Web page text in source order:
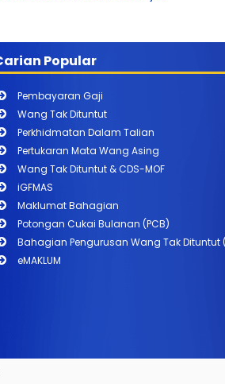
Popular
Pembayaran Gaji
Wang Tak Dituntut
Perkhidmatan Dalam Talian
Pertukaran Mata Wang Asing
Wang Tak Dituntut & CDS-MOF
iGFMAS
Maklumat Bahagian
Potongan Cukai Bulanan (PCB)
Bahagian Pengurusan Wang Tak Dituntut
eMAKLUM